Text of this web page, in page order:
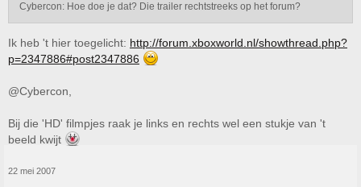
Cybercon: Hoe doe je dat? Die trailer rechtstreeks op het forum?
Ik heb 't hier toegelicht: http://forum.xboxworld.nl/showthread.php?
p=2347886#post2347886
@Cybercon,
Bij die 'HD' filmpjes raak je links en rechts wel een stukje van 't
beeld kwijt
22 mei 2007